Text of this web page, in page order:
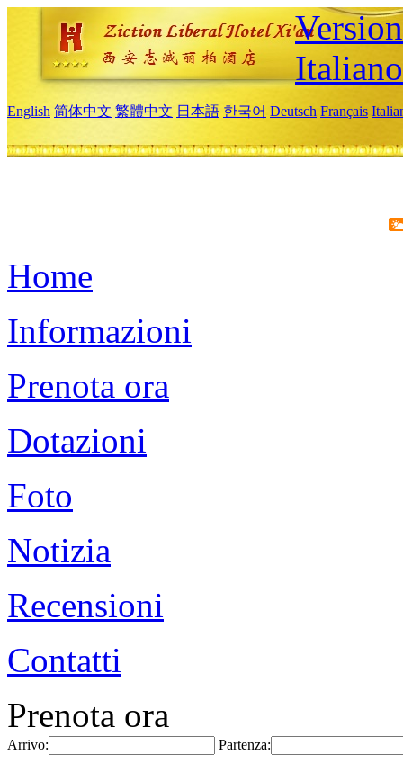
Italiano
English 简体中文 繁體中文 日本語 한국어 Deutsch Français
Home
Informazioni
Prenota ora
Dotazioni
Foto
Notizia
Recensioni
Contatti
Prenota ora
Arrivo: Partenza: